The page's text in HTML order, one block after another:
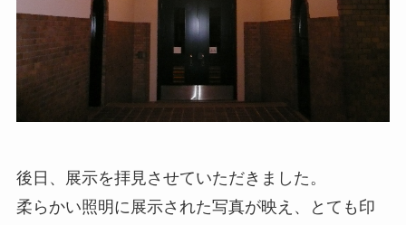
後日、展示を拝見させていただきました。
柔らかい照明に展示された写真が映え、とても印